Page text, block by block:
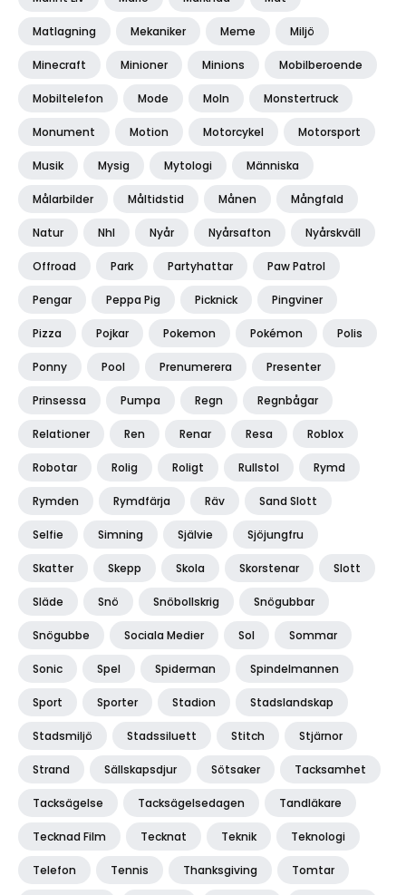
Matlagning Mekaniker Meme Miljö
Minecraft Minioner Minions Mobilberoende
Mobiltelefon Mode Moln Monstertruck
Monument Motion Motorcykel Motorsport
Musik Mysig Mytologi Människa
Målarbilder Måltidstid Månen Mångfald
Natur Nhl Nyår Nyårsafton Nyårskväll
Offroad Park Partyhattar Paw Patrol
Pengar Peppa Pig Picknick Pingviner
Pizza Pojkar Pokemon Pokémon Polis
Ponny Pool Prenumerera Presenter
Prinsessa Pumpa Regn Regnbågar
Relationer Ren Renar Resa Roblox
Robotar Rolig Roligt Rullstol Rymd
Rymden Rymdfärja Räv Sand Slott
Selfie Simning Självie Sjöjungfru
Skatter Skepp Skola Skorstenar Slott
Släde Snö Snöbollskrig Snögubbar
Snögubbe Sociala Medier Sol Sommar
Sonic Spel Spiderman Spindelmannen
Sport Sporter Stadion Stadslandskap
Stadsmiljö Stadssiluett Stitch Stjärnor
Strand Sällskapsdjur Sötsaker Tacksamhet
Tacksägelse Tacksägelsedagen Tandläkare
Tecknad Film Tecknat Teknik Teknologi
Telefon Tennis Thanksgiving Tomtar